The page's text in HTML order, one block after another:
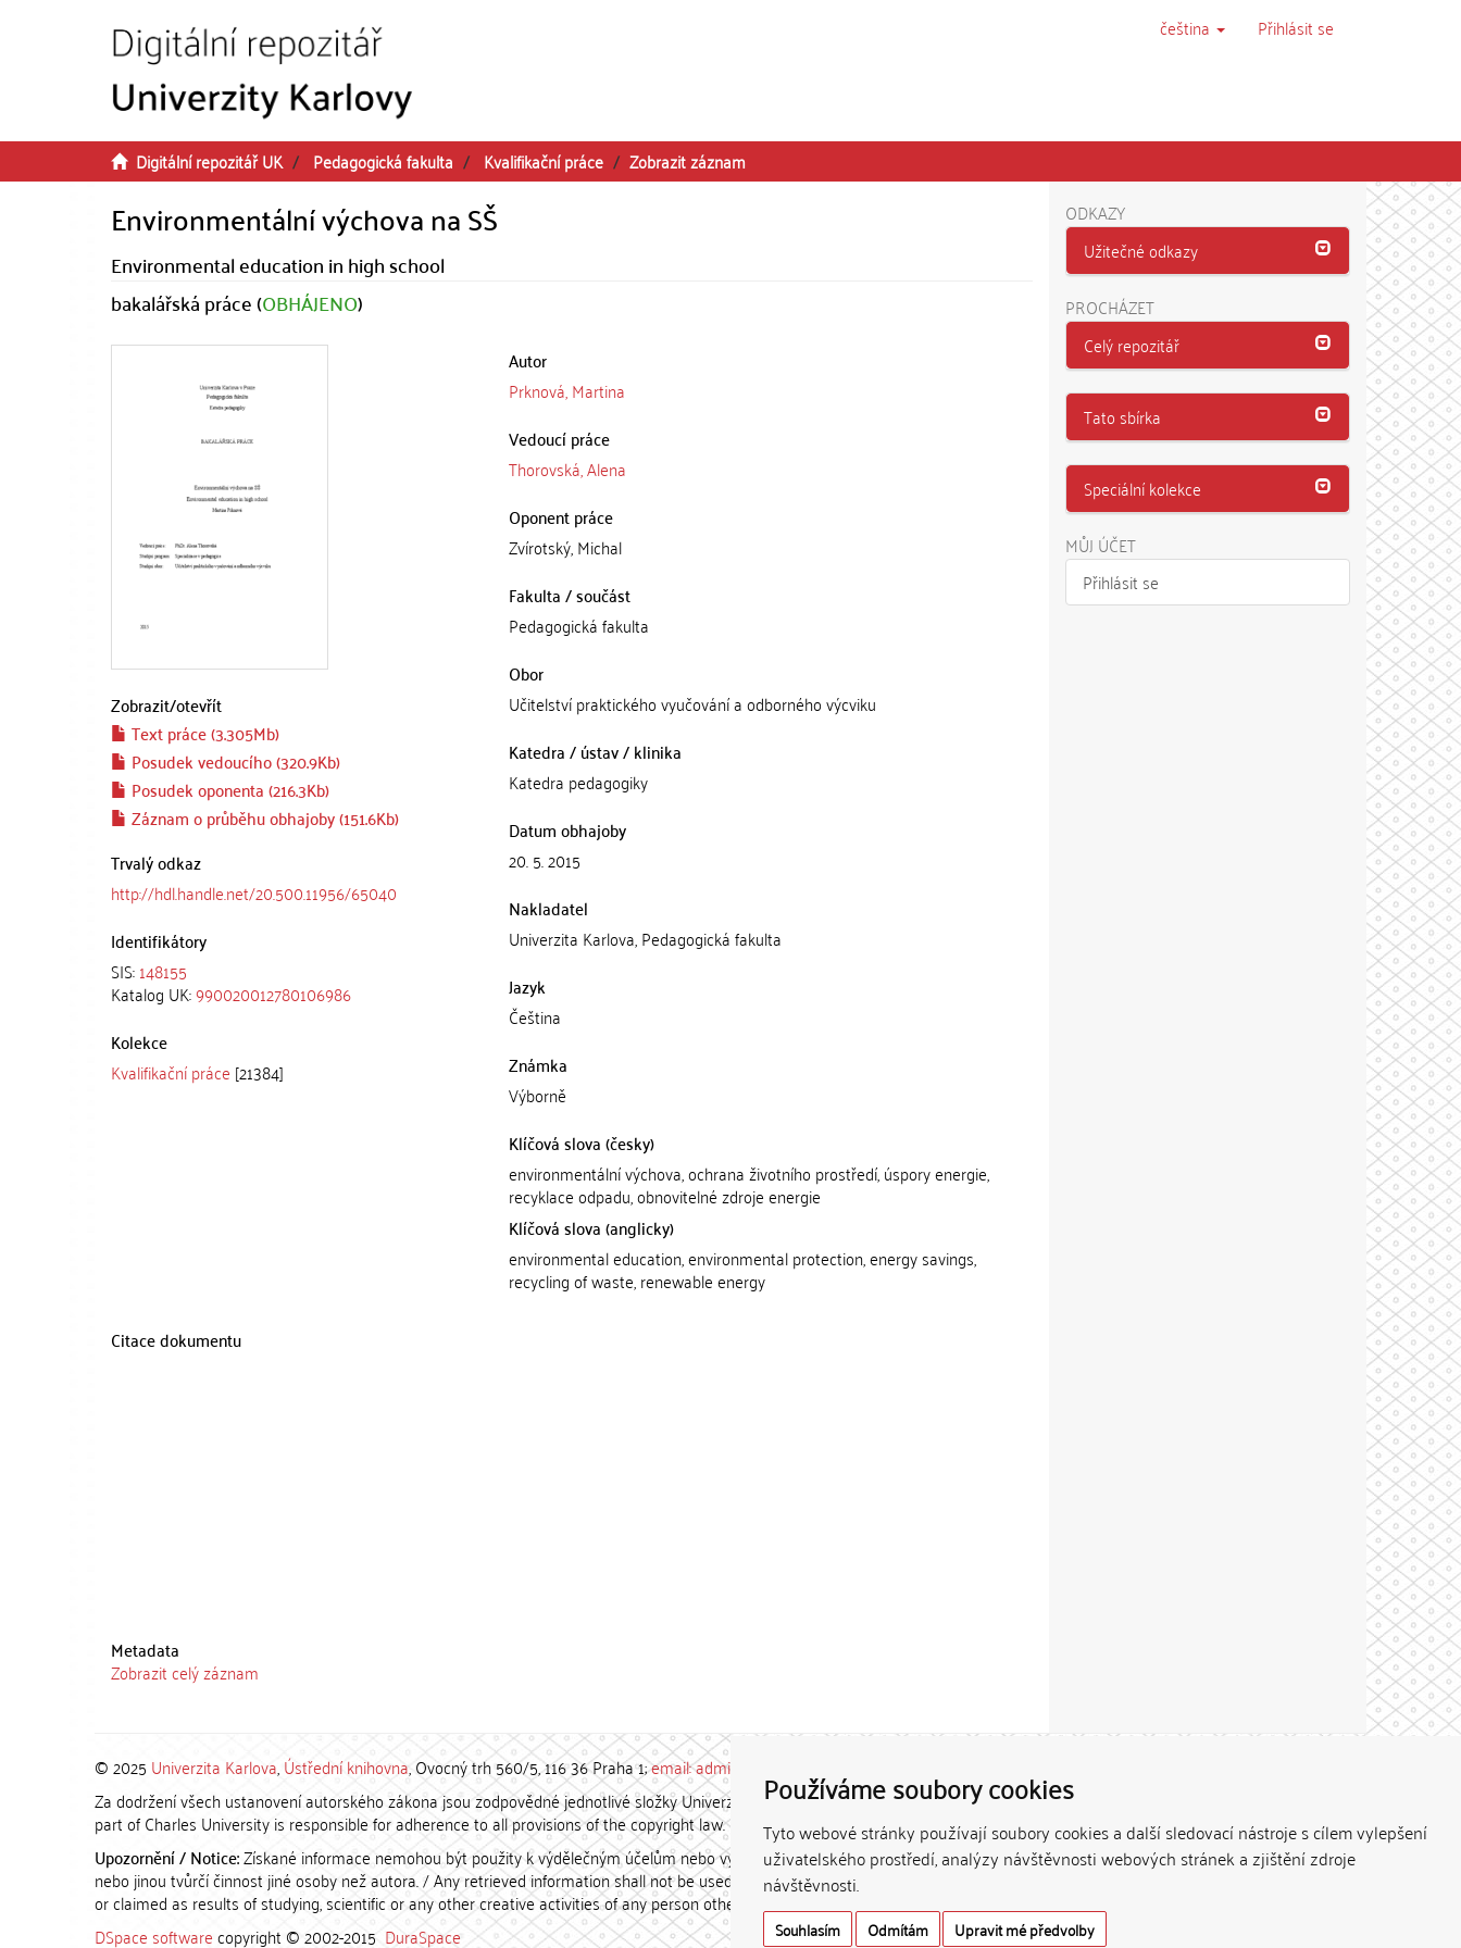
Používáme soubory cookies
Tyto webové stránky používají soubory cookies a další sledovací nástroje s cílem vylepšení
uživatelského prostředí, analýzy návštěvnosti webových stránek a zjištění zdroje
návštěvnosti.
Souhlasím Odmítám Upravit mé předvolby
čeština Přihlásit se
Digitální repozitář UK Pedagogická fakulta Kvalifikační práce Zobrazit záznam
Environmentální výchova na SŠ
Environmental education in high school
bakalářská práce (OBHÁJENO)
Zobrazit/otevřít
Text práce (3.305Mb)
Posudek vedoucího (320.9Kb)
Posudek oponenta (216.3Kb)
Záznam o průběhu obhajoby (151.6Kb)
Trvalý odkaz
http://hdl.handle.net/20.500.11956/65040
Identifikátory
SIS:148155
Katalog UK:990020012780106986
Kolekce
Kvalifikační práce [21384]
Autor
Prknová, Martina
Vedoucí práce
Thorovská, Alena
Oponent práce
Zvírotský, Michal
Fakulta / součást
Pedagogická fakulta
Obor
Učitelství praktického vyučování a odborného výcviku
Katedra / ústav / klinika
Katedra pedagogiky
Datum obhajoby
20. 5. 2015
Nakladatel
Univerzita Karlova, Pedagogická fakulta
Jazyk
Čeština
Známka
Výborně
Klíčová slova (česky)
environmentální výchova, ochrana životního prostředí, úspory energie,
recyklace odpadu, obnovitelné zdroje energie
Klíčová slova (anglicky)
environmental education, environmental protection, energy savings,
recycling of waste, renewable energy
Citace dokumentu
Metadata
Zobrazit celý záznam
ODKAZY
Užitečné odkazy
PROCHÁZET
Celý repozitář
Tato sbírka
Speciální kolekce
MŮJ ÚČET
Přihlásit se
© 2025 Univerzita Karlova,Ústřední knihovna, Ovocný trh 560/5, 116 36 Praha 1;email: admin-repozitar [at] cuni.cz
Za dodržení všech ustanovení autorského zákona jsou zodpovědné jednotlivé složky Univerzity Karlovy. / Each constituent
part of Charles University is responsible for adherence to all provisions of the copyright law.
Upozornění / Notice:Získané informace nemohou být použity k výdělečným účelům nebo vydávány za studijní, vědeckou
nebo jinou tvůrčí činnost jiné osoby než autora. / Any retrieved information shall not be used for any commercial purposes
or claimed as results of studying, scientific or any other creative activities of any person other than the author.
DSpace softwarecopyright © 2002-2015 DuraSpace